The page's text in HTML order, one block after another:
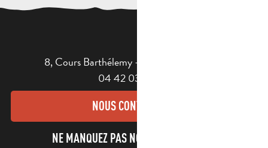
8, Cours Barthélemy - 13400 AUBAGNE
04 42 03 49 98
NOUS CONTACTER
NE MANQUEZ PAS NOTRE NEWSLETTER